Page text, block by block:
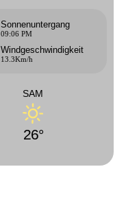
Sonnenuntergang
09:06 PM
Windgeschwindigkeit
13.3Km/h
SAM
26°